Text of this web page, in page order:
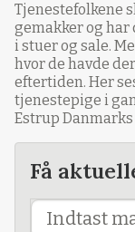
Tjenestefolkene
gemakker og har
i stuer og sale.
hvor de havde
eftertiden. Her
tjenestepige i
Estrup
Få